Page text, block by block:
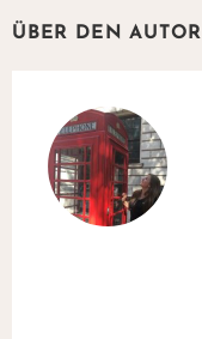
ÜBER DEN AUTOR